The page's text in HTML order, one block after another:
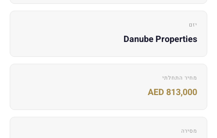
יזם
Danube Properties
מחיר התחלתי
AED 813,000
מסירה